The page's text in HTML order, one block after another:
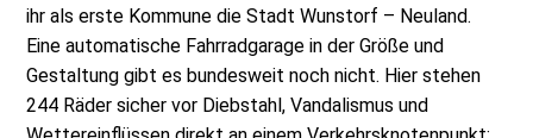
ihr als erste Kommune die Stadt Wunstorf – Neuland.
Eine automatische Fahrradgarage in der Größe und
Gestaltung gibt es bundesweit noch nicht. Hier stehen
244 Räder sicher vor Diebstahl, Vandalismus und